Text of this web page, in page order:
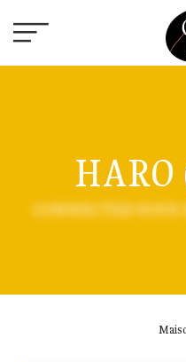
CONNECTEZ-